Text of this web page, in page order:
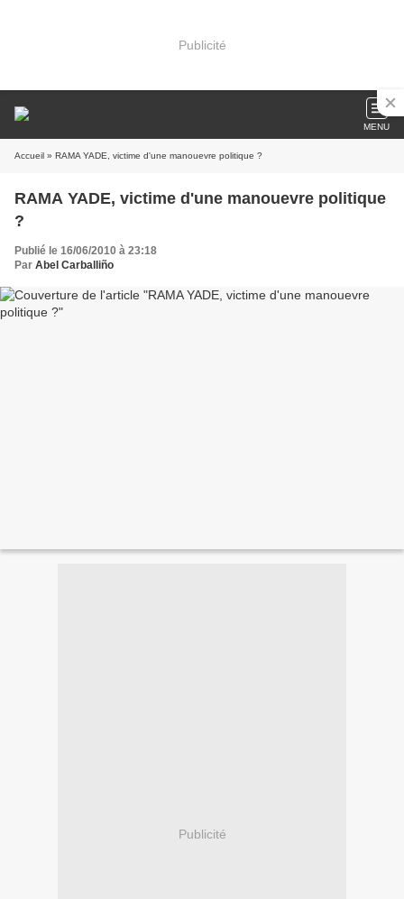
Publicité
MENU
Accueil » RAMA YADE, victime d'une manouevre politique ?
RAMA YADE, victime d'une manouevre politique
?
Publié le 16/06/2010 à 23:18
Par Abel Carballiño
Publicité